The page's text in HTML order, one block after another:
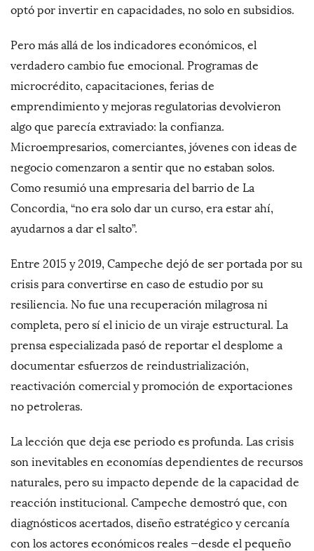
optó por invertir en capacidades, no solo en subsidios.
Pero más allá de los indicadores económicos, el
verdadero cambio fue emocional. Programas de
microcrédito, capacitaciones, ferias de
emprendimiento y mejoras regulatorias devolvieron
algo que parecía extraviado: la confianza.
Microempresarios, comerciantes, jóvenes con ideas de
negocio comenzaron a sentir que no estaban solos.
Como resumió una empresaria del barrio de La
Concordia, “no era solo dar un curso, era estar ahí,
ayudarnos a dar el salto”.
Entre 2015 y 2019, Campeche dejó de ser portada por su
crisis para convertirse en caso de estudio por su
resiliencia. No fue una recuperación milagrosa ni
completa, pero sí el inicio de un viraje estructural. La
prensa especializada pasó de reportar el desplome a
documentar esfuerzos de reindustrialización,
reactivación comercial y promoción de exportaciones
no petroleras.
La lección que deja ese periodo es profunda. Las crisis
son inevitables en economías dependientes de recursos
naturales, pero su impacto depende de la capacidad de
reacción institucional. Campeche demostró que, con
diagnósticos acertados, diseño estratégico y cercanía
con los actores económicos reales —desde el pequeño